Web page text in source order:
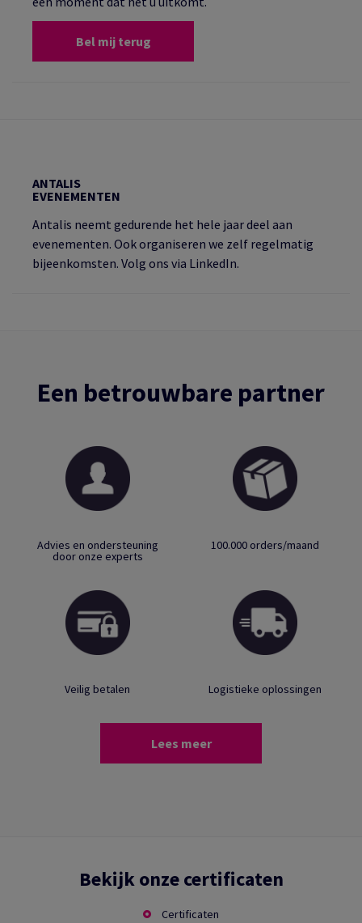
Bel mij terug
ANTALIS
EVENEMENTEN
Antalis neemt gedurende het hele jaar deel aan
evenementen. Ook organiseren we zelf regelmatig
bijeenkomsten. Volg ons via LinkedIn.
Een betrouwbare partner
Advies en ondersteuning
door onze experts
100.000 orders/maand
Veilig betalen Logistieke oplossingen
Lees meer
Bekijk onze certificaten
Certificaten